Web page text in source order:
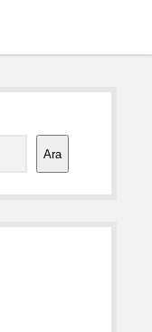
Ara